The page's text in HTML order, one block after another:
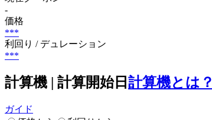
-
価格
***
利回り / デュレーション
***
計算機 | 計算開始日 計算機とは？
ガイド